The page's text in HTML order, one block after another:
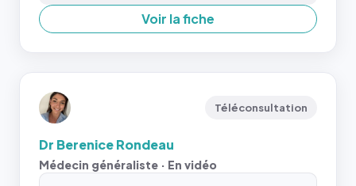
Voir la fiche
Téléconsultation
Dr Berenice Rondeau
Médecin généraliste · En vidéo